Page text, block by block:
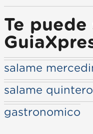
Te
salame
salame
gastronomico